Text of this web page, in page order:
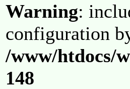
Warning:
configuration
/www/htdocs/
148